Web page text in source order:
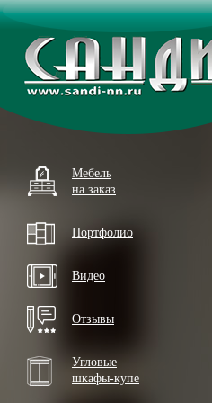
Мебель
на заказ
Портфолио
Видео
Отзывы
Угловые
шкафы-купе